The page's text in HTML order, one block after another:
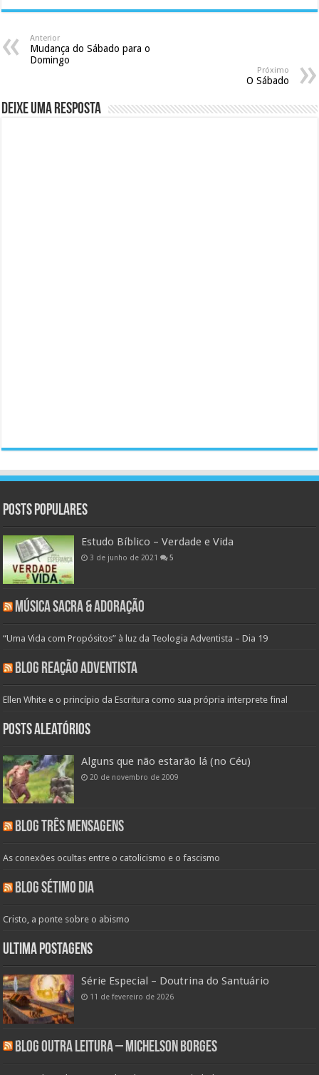
Anterior
Mudança do Sábado para o
Domingo
Próximo
O Sábado
Deixe uma resposta
Posts populares
Estudo Bíblico – Verdade e Vida
3 de junho de 2021 5
Música Sacra & Adoração
“Uma Vida com Propósitos” à luz da Teologia Adventista – Dia 19
Blog Reação Adventista
Ellen White e o princípio da Escritura como sua própria interprete final
Posts aleatórios
Alguns que não estarão lá (no Céu)
20 de novembro de 2009
Blog Três Mensagens
As conexões ocultas entre o catolicismo e o fascismo
Blog Sétimo Dia
Cristo, a ponte sobre o abismo
Ultima Postagens
Série Especial – Doutrina do Santuário
11 de fevereiro de 2026
Blog Outra Leitura – Michelson Borges